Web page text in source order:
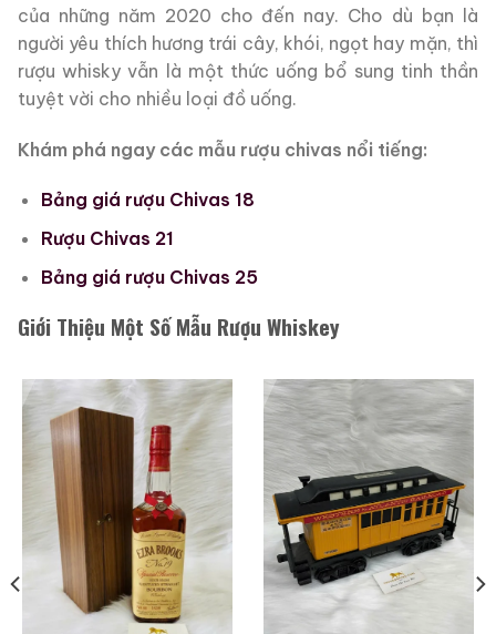
của những năm 2020 cho đến nay. Cho dù bạn là
người yêu thích hương trái cây, khói, ngọt hay mặn, thì
rượu whisky vẫn là một thức uống bổ sung tinh thần
tuyệt vời cho nhiều loại đồ uống.
Khám phá ngay các mẫu rượu chivas nổi tiếng:
Bảng giá rượu Chivas 18
Rượu Chivas 21
Bảng giá rượu Chivas 25
Giới Thiệu Một Số Mẫu Rượu Whiskey